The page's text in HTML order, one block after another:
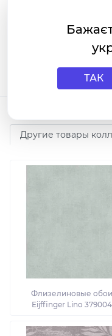
вашего дома. Не
стильный интерьер
их прямо сейчас в
Другие товары
Флизелиновые обои
Eijffinger Lino 379004
ТАК